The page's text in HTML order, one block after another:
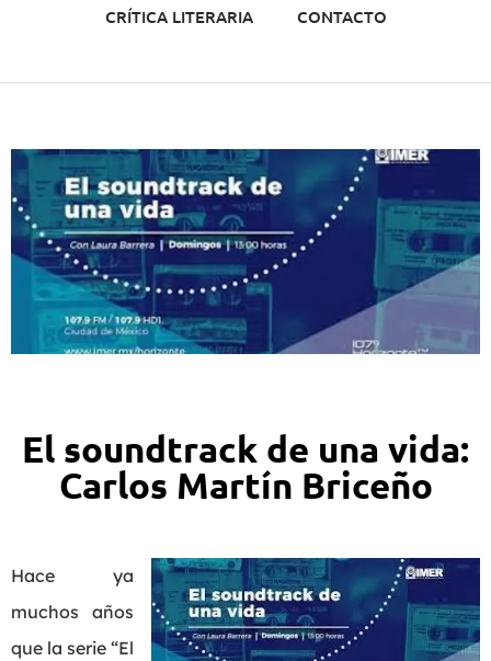
CRÍTICA LITERARIA
CONTACTO
El soundtrack de una vida:
Carlos Martín Briceño
Hace ya
muchos años
que la serie “El